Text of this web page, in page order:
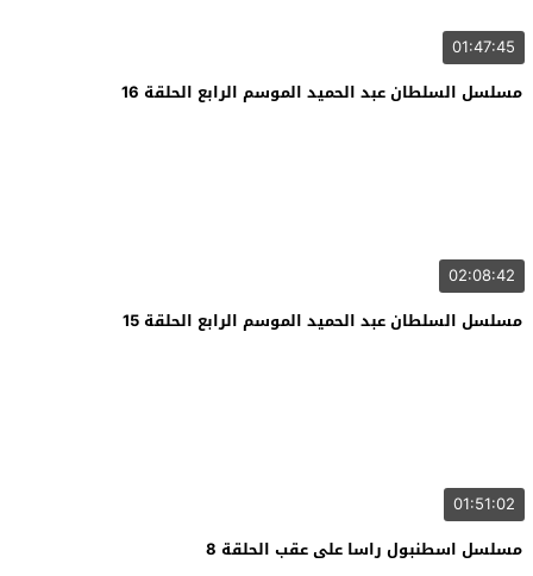
01:47:45
مسلسل السلطان عبد الحميد الموسم الرابع الحلقة 16
02:08:42
مسلسل السلطان عبد الحميد الموسم الرابع الحلقة 15
01:51:02
مسلسل اسطنبول راسا على عقب الحلقة 8